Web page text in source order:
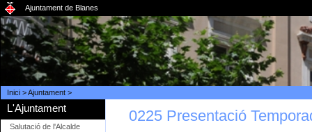
Ajuntament de Blanes
Inici>Ajuntament>
L'Ajuntament
Salutació de l'Alcalde
0225 Presentació